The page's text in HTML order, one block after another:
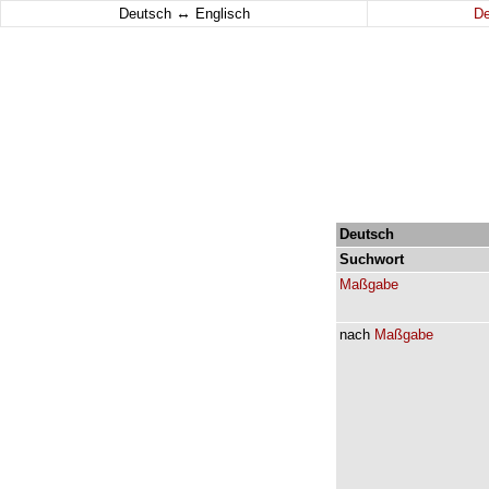
Deutsch ↔ Englisch
Deutsch
Suchwort
Maßgabe
nach Maßgabe